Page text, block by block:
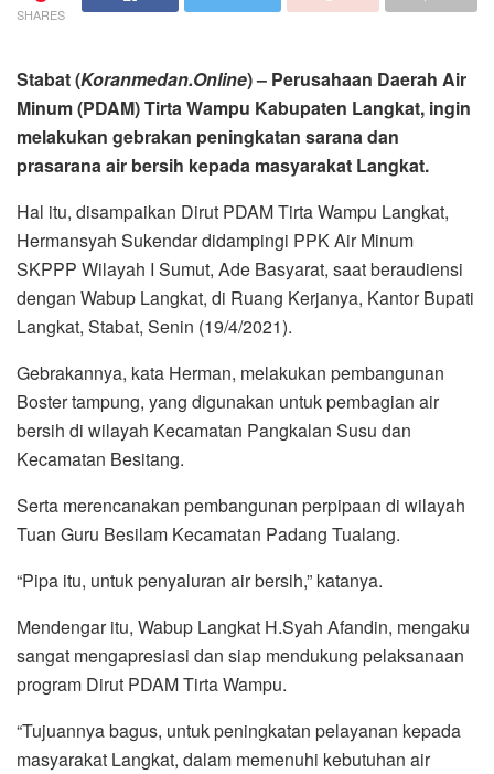
SHARES
Stabat (Koranmedan.Online) – Perusahaan Daerah Air
Minum (PDAM) Tirta Wampu Kabupaten Langkat, ingin
melakukan gebrakan peningkatan sarana dan
prasarana air bersih kepada masyarakat Langkat.
Hal itu, disampaikan Dirut PDAM Tirta Wampu Langkat,
Hermansyah Sukendar didampingi PPK Air Minum
SKPPP Wilayah I Sumut, Ade Basyarat, saat beraudiensi
dengan Wabup Langkat, di Ruang Kerjanya, Kantor Bupati
Langkat, Stabat, Senin (19/4/2021).
Gebrakannya, kata Herman, melakukan pembangunan
Boster tampung, yang digunakan untuk pembagian air
bersih di wilayah Kecamatan Pangkalan Susu dan
Kecamatan Besitang.
Serta merencanakan pembangunan perpipaan di wilayah
Tuan Guru Besilam Kecamatan Padang Tualang.
“Pipa itu, untuk penyaluran air bersih,” katanya.
Mendengar itu, Wabup Langkat H.Syah Afandin, mengaku
sangat mengapresiasi dan siap mendukung pelaksanaan
program Dirut PDAM Tirta Wampu.
“Tujuannya bagus, untuk peningkatan pelayanan kepada
masyarakat Langkat, dalam memenuhi kebutuhan air